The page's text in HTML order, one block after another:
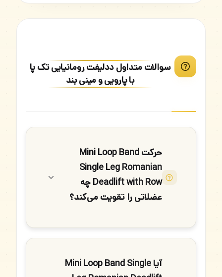
سوالات متداول ددلیفت رومانیایی تک پا
با پارویی و مینی بند
حرکت Mini Loop Band
Single Leg Romanian
Deadlift with Row چه
عضلاتی را تقویت می‌کند؟
آیا Mini Loop Band Single